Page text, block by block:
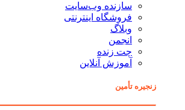
سازنده وب‌سایت
فروشگاه اینترنتی
وبلاگ
انجمن
چت زنده
آموزش آنلاین
زنجیره تأمین